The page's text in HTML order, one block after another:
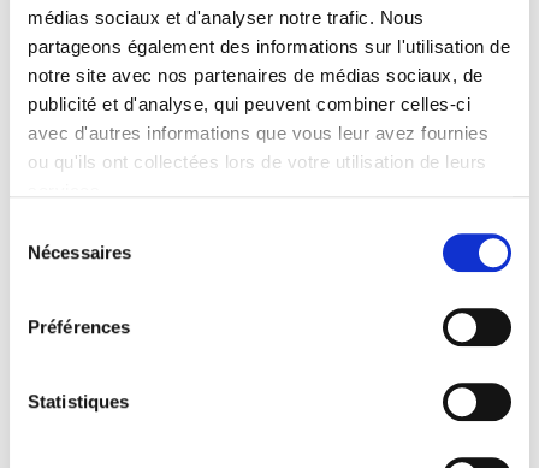
médias sociaux et d'analyser notre trafic. Nous
partageons également des informations sur l'utilisation de
notre site avec nos partenaires de médias sociaux, de
publicité et d'analyse, qui peuvent combiner celles-ci
avec d'autres informations que vous leur avez fournies
ou qu'ils ont collectées lors de votre utilisation de leurs
Nécessaires
Préférences
Statistiques
Spécifications
Éditeur
Presses de Sciences Po
Vincent Pouliot
Langue
Catégorie (éditeur)